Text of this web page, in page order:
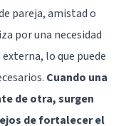
pareja, amistad o
por una necesidad
lo que puede
Cuando una
de otra, surgen
de fortalecer el